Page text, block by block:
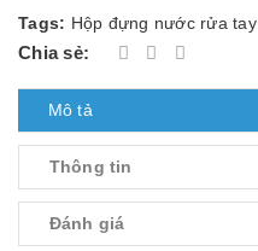
Tags: Hộp đựng nước rửa tay
Chia sẻ:
Mô tả
Thông tin
Đánh giá